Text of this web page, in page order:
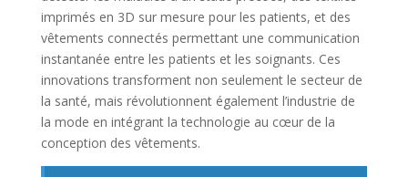
imprimés en 3D sur mesure pour les patients, et des
vêtements connectés permettant une communication
instantanée entre les patients et les soignants. Ces
innovations transforment non seulement le secteur de
la santé, mais révolutionnent également l’industrie de
la mode en intégrant la technologie au cœur de la
conception des vêtements.